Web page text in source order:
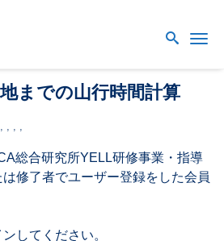
までの山行時間計算
総合研究所YELL研修事業・指導
修了者でユーザー登録をした会員
してください。